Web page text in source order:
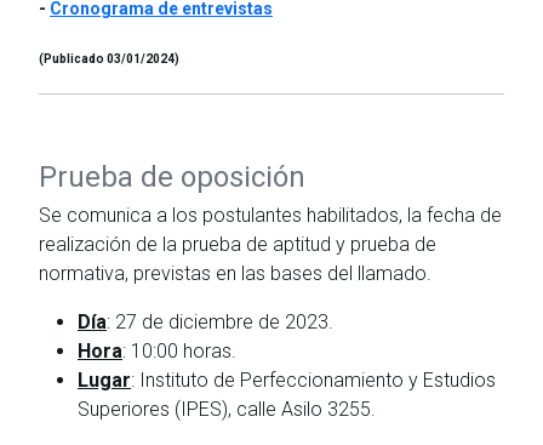
- Cronograma de entrevistas
(Publicado 03/01/2024)
Prueba de oposición
Se comunica a los postulantes habilitados, la fecha de
realización de la prueba de aptitud y prueba de
normativa, previstas en las bases del llamado.
Día: 27 de diciembre de 2023.
Hora: 10:00 horas.
Lugar: Instituto de Perfeccionamiento y Estudios
Superiores (IPES), calle Asilo 3255.